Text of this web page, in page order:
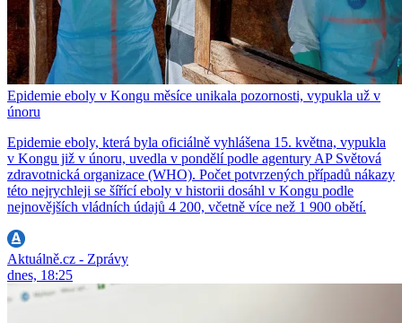
Epidemie eboly v Kongu měsíce unikala pozornosti, vypukla už v
únoru
Epidemie eboly, která byla oficiálně vyhlášena 15. května, vypukla
v Kongu již v únoru, uvedla v pondělí podle agentury AP Světová
zdravotnická organizace (WHO). Počet potvrzených případů nákazy
této nejrychleji se šířící eboly v historii dosáhl v Kongu podle
nejnovějších vládních údajů 4 200, včetně více než 1 900 obětí.
Aktuálně.cz - Zprávy
dnes, 18:25